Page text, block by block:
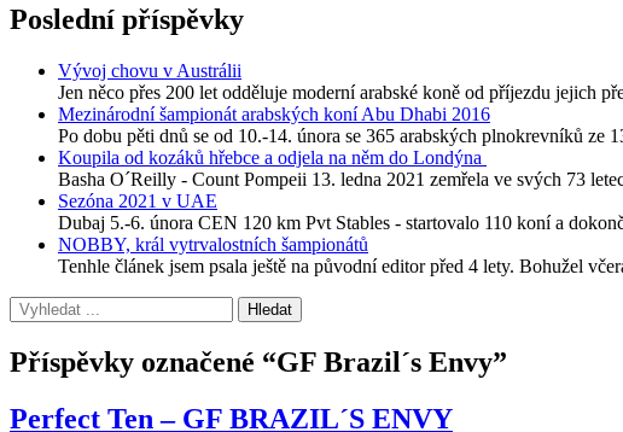
Poslední příspěvky
Vývoj chovu v Austrálii
Jen něco přes 200 let odděluje moderní arabské koně od příjezdu jejich
Mezinárodní šampionát arabských koní Abu Dhabi 2016
Po dobu pěti dnů se od 10.-14. února se 365 arabských plnokrevníků ze
Koupila od kozáků hřebce a odjela na něm do Londýna
Basha O´Reilly - Count Pompeii 13. ledna 2021 zemřela ve svých 73
Sezóna 2021 v UAE
Dubaj 5.-6. února CEN 120 km Pvt Stables - startovalo 110 koní a
NOBBY, král vytrvalostních šampionátů
Tenhle článek jsem psala ještě na původní editor před 4 lety. Bohužel
Příspěvky označené “GF Brazil´s Envy”
Perfect Ten – GF BRAZIL´S ENVY